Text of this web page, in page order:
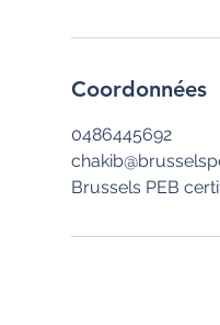
Coordonnées
0486445692
Brussels PEB